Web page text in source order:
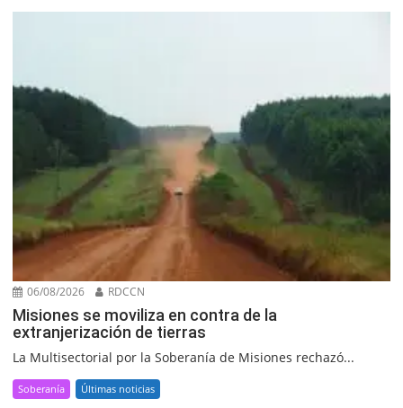
06/08/2026 RDCCN
Misiones se moviliza en contra de la
extranjerización de tierras
La Multisectorial por la Soberanía de Misiones rechazó...
Soberanía Últimas noticias